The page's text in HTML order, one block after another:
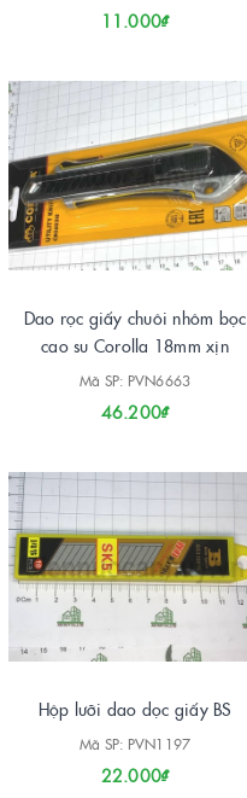
11.000₫
Dao rọc giấy chuôi nhôm bọc
cao su Corolla 18mm xịn
Mã SP: PVN6663
46.200₫
Hộp lưỡi dao dọc giấy BS
Mã SP: PVN1197
22.000₫